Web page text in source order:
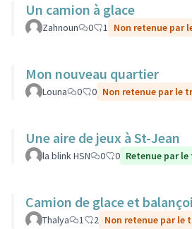
Un camion à glace
Zahnoun 0 1 Non retenue par
Mon nouveau quartier
Louna 0 0 Non retenue par le
Une aire de jeux à St-Jean
la blink HSN 0 0 Retenue par
Camion de glace et
Thalya 1 2 Non retenue par le